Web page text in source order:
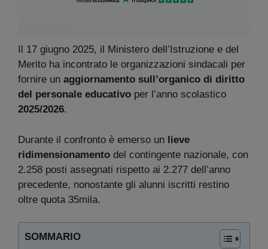
Il 17 giugno 2025, il Ministero dell’Istruzione e del
Merito ha incontrato le organizzazioni sindacali per
fornire un aggiornamento sull’organico di diritto
del personale educativo per l’anno scolastico
2025/2026.
Durante il confronto è emerso un lieve
ridimensionamento del contingente nazionale, con
2.258 posti assegnati rispetto ai 2.277 dell’anno
precedente, nonostante gli alunni iscritti restino
oltre quota 35mila.
SOMMARIO